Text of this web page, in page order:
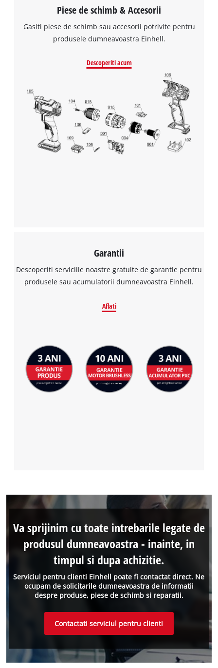
Avem nevoie de acordul dvs. pentru a
incarca serviciul Google Maps!
This content is not permitted to load due
to trackers that are not disclosed to the
visitor. The website owner needs to setup
Piese de schimb & Accesorii
Gasiti piese de schimb sau accesorii potrivite pentru
produsele dumneavoastra Einhell.
Descoperiti acum
Garantii
Descoperiti serviciile noastre gratuite de garantie pentru
produsele sau acumulatorii dumneavoastra Einhell.
Aflati
Serviciul pentru clienti Einhell poate fi contactat direct. Ne
ocupam de solicitarile dumneavoastra de informatii
despre produse, piese de schimb si reparatii.
Va sprijinim cu toate intrebarile legate de
produsul dumneavoastra - inainte, in
timpul si dupa achizitie.
Contactati serviciul pentru clienti